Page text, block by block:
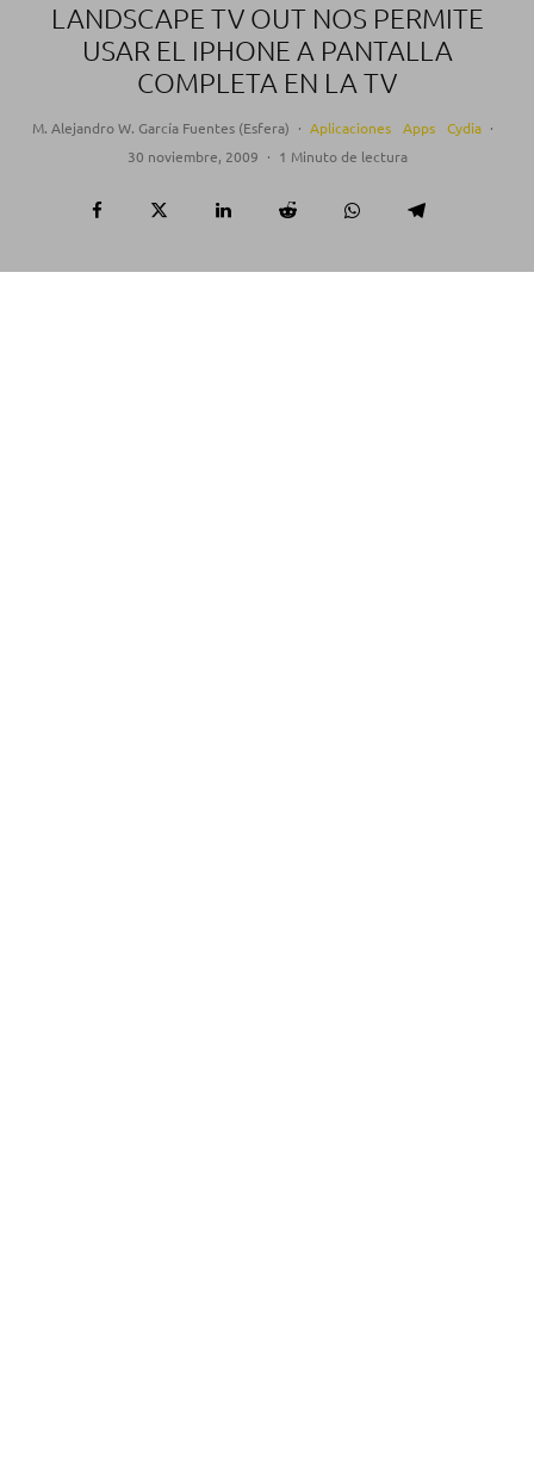
LANDSCAPE TV OUT NOS PERMITE
USAR EL IPHONE A PANTALLA
COMPLETA EN LA TV
M. Alejandro W. García Fuentes (Esfera) · Aplicaciones Apps Cydia ·
30 noviembre, 2009 · 1 Minuto de lectura